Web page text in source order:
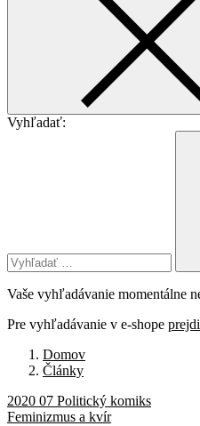
Vyhľadať:
Vaše vyhľadávanie momentálne
Pre vyhľadávanie v e-shope
Domov
Články
2020 07 Politický komiks
Feminizmus a kvír